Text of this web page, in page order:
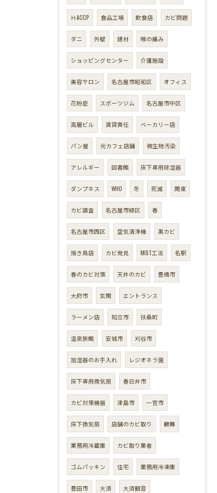
ＨACCP 食品工場 飲食店 カビ問題
ダニ 外壁 建材 喉の痛み
ショッピングセンター 介護施設
美容サロン 名古屋市昭和区 オフィス
花粉症 スポーツジム 名古屋市中区
高層ビル 賃貸責任 ベーカリー店
パン屋 元カフェ店舗 微生物汚染
アレルギー 図書館 床下専用除湿器
ダンプネス WHO 冬 死滅 関東
カビ調査 名古屋市緑区 春
名古屋市西区 空気清浄機 黒カビ
焼き鳥店 カビ発見 MIST工法 名駅
春のカビ対策 天井のカビ 豊橋市
大府市 玄関 エントランス
ラーメン店 知立市 扶桑町
温泉旅館 安城市 刈谷市
加湿器のお手入れ レジオネラ菌
床下専用換気扇 春日井市
カビ対策機器 津島市 一宮市
床下換気扇 店舗のカビ取り 鶴舞
業務用冷蔵庫 カビ取り業者
ゴムパッキン 住宅 業務用冷凍庫
豊田市 大須 大須観音